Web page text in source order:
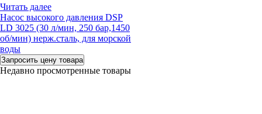
Читать далее
Насос высокого давления DSP
LD 3025 (30 л/мин, 250 бар,1450
об/мин) нерж.сталь, для морской
воды
Запросить цену товара
Недавно просмотренные товары